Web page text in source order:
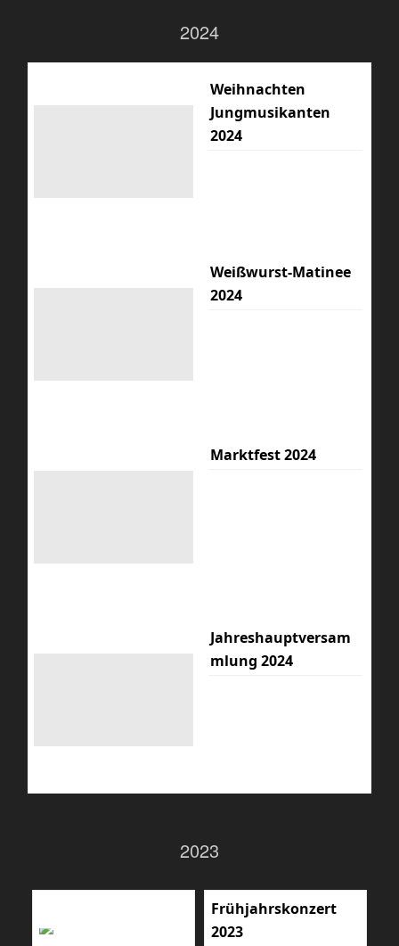
2024
Weihnachten
Jungmusikanten
2024
Weißwurst-Matinee
2024
Marktfest 2024
Jahreshauptversam
mlung 2024
2023
Frühjahrskonzert
2023